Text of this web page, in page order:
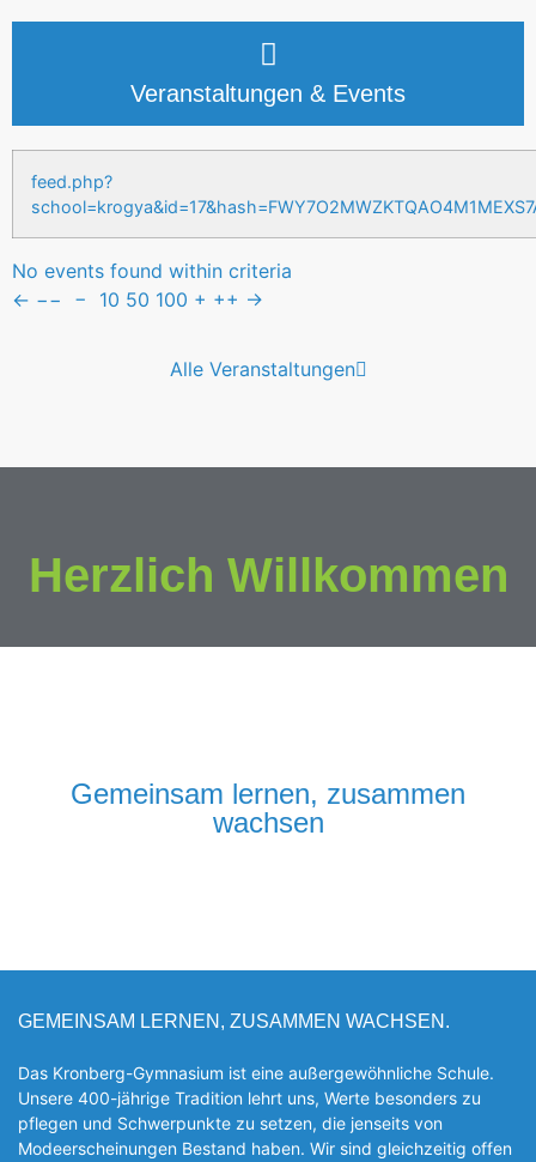
Veranstaltungen & Events
feed.php?
No events found within criteria
← −− − 10 50 100 + ++ →
Alle Veranstaltungen
Herzlich Willkommen
Gemeinsam lernen, zusammen
wachsen
GEMEINSAM LERNEN, ZUSAMMEN WACHSEN.
Das Kronberg-Gymnasium ist eine außergewöhnliche Schule.
Unsere 400-jährige Tradition lehrt uns, Werte besonders zu
pflegen und Schwerpunkte zu setzen, die jen­seits von
Modeerscheinungen Be­stand haben. Wir sind gleichzeitig offen